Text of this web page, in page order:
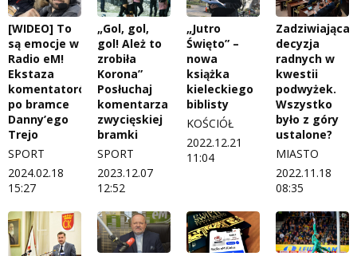
Modna kultura
OdNowa
Pacjent, którego nie zapomnę
Pasjonaci
Piąta strona świata
Prawdę mówiąc
Słowo Dnia
Tak wierzę
Regulamin programu Patron
Zespół
Logo do pobrania
Regulamin konkursów
Regulamin przesyłania materiałów
Regulamin sklepu internetowego
Regulamin darowizn
Regulamin konkursu Zwierzak naszej klasy
[WIDEO] To
są emocje w
Radio eM!
Ekstaza
komentatorów
po bramce
Danny’ego
Trejo
SPORT
2024.02.18
15:27
„Gol, gol,
gol! Ależ to
zrobiła
Korona”
Posłuchaj
komentarza
zwycięskiej
bramki
SPORT
2023.12.07
12:52
„Jutro
Święto” –
nowa
książka
kieleckiego
biblisty
KOŚCIÓŁ
2022.12.21
11:04
Zadziwiająca
decyzja
radnych w
kwestii
podwyżek.
Wszystko
było z góry
ustalone?
MIASTO
2022.11.18
08:35